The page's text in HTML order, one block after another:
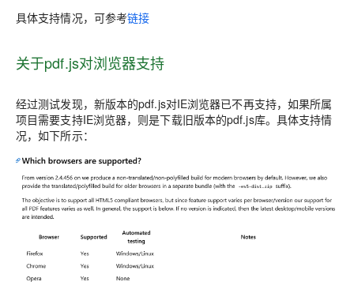
具体支持情况，可参考链接
关于pdf.js对浏览器支持
经过测试发现，新版本的pdf.js对IE浏览器已不再支持，如果所属
项目需要支持IE浏览器，则是下载旧版本的pdf.js库。具体支持情
况，如下所示：